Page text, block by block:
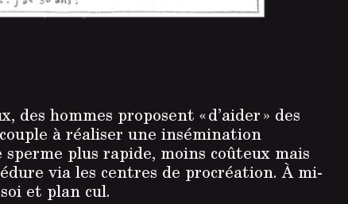
des hommes proposent « d’aider » des
à réaliser une insémination
plus rapide, moins coûteux mais
via les centres de procréation. À mi-
et plan cul.